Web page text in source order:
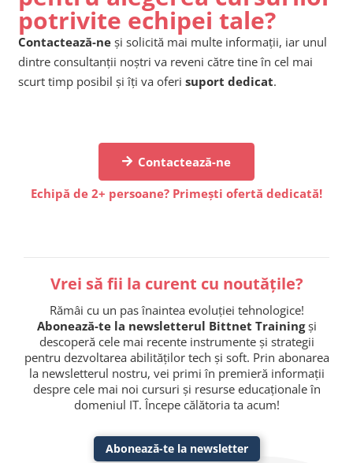
potrivite echipei tale?
Contactează-ne și solicită mai multe informații, iar unul
dintre consultanții noștri va reveni către tine în cel mai
scurt timp posibil și îți va oferi suport dedicat.
Contactează-ne
Echipă de 2+ persoane? Primești ofertă dedicată!
Vrei să fii la curent cu noutățile?
Rămâi cu un pas înaintea evoluției tehnologice!
Abonează-te la newsletterul Bittnet Trainingși
descoperă cele mai recente instrumente și strategii
pentru dezvoltarea abilităților tech și soft. Prin abonarea
la newsletterul nostru, vei primi în premieră informații
despre cele mai noi cursuri și resurse educaționale în
domeniul IT. Începe călătoria ta acum!
Abonează-te la newsletter